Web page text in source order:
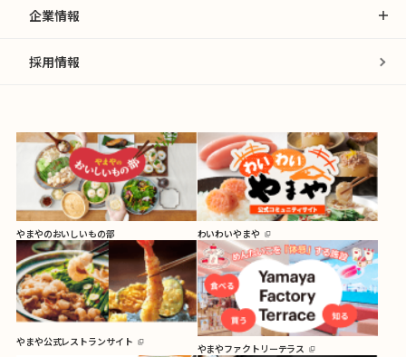
企業情報
採用情報
やまやのおいしいもの部 わいわいやまや
やまや公式レストランサイト
やまやファクトリーテラス